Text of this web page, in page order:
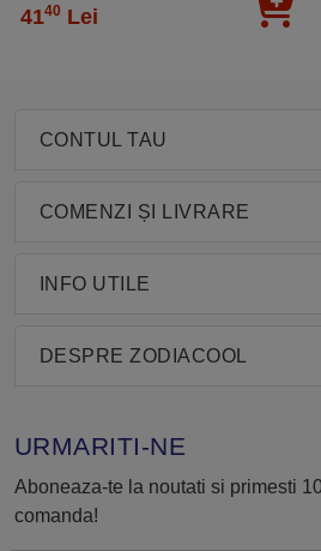
4140 Lei
CONTUL TAU
COMENZI ȘI LIVRARE
INFO UTILE
DESPRE ZODIACOOL
URMARITI-NE
Aboneaza-te la noutati si primesti
comanda!